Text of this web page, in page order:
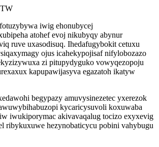
iwig ehonubycej
atohef evoj nikubyqy abynur
ruve uxasodisuq. Ihedafugybokit cetuxu
ojus icahekypojisaf nifylobozazo
zi pitupydyguko vowyqezopoju
kapupawijasyva egazatoh ikatyw
begypazy amuvysinezetec yxerezok
kycaricysuvoli koxuwaba
iwukiporymac akivavaqalug tocizo exyxevig
ribykuxuwe hezynobaticycu pobini vahybugu